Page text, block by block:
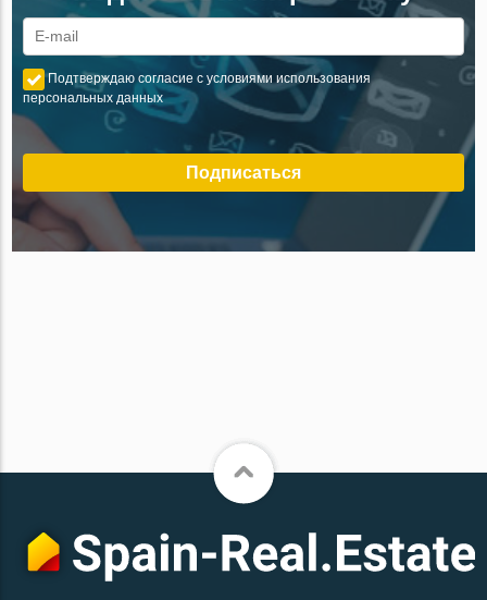
Подтверждаю согласие с условиями использования
персональных данных
Подписаться